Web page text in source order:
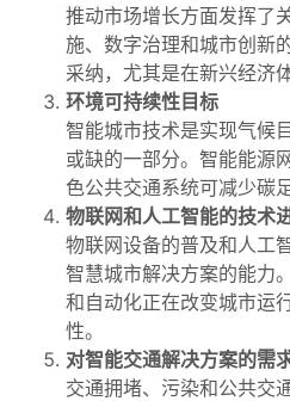
推动市场增长方面发挥了
施、数字治理和城市创新
采纳，尤其是在新兴经济体
环境可持续性目标
智能城市技术是实现气候
或缺的一部分。智能能源
色公共交通系统可减少碳
物联网和人工智能的技术
物联网设备的普及和人工
智慧城市解决方案的能力
和自动化正在改变城市运
性。
对智能交通解决方案的需
交通拥堵、污染和公共交